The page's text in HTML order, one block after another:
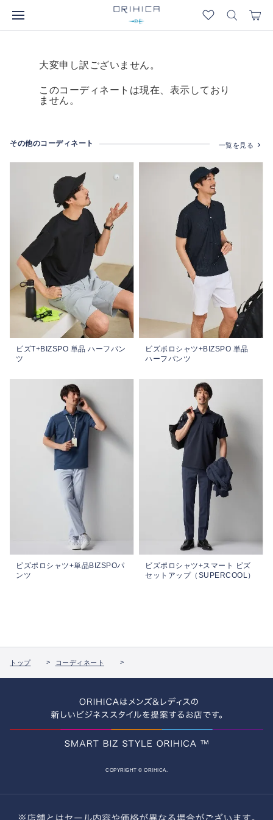
大変申し訳ございません。
このコーディネートは現在、表示しており
ません。
その他のコーディネート 一覧を見る
ビズT+BIZSPO 単品 ハーフパン
ツ
ビズポロシャツ+BIZSPO 単品
ハーフパンツ
ビズポロシャツ+単品BIZSPOパ
ンツ
ビズポロシャツ+スマート ビズ
セットアップ（SUPERCOOL）
トップ コーディネート
COPYRIGHT © ORIHICA.